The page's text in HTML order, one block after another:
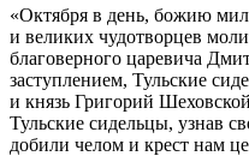
«Октября в день, божию
и великих чудотворцев
благоверного царевича
заступлением, Тульские
и князь Григорий
Тульские сидельцы, узнав
добили челом и крест нам